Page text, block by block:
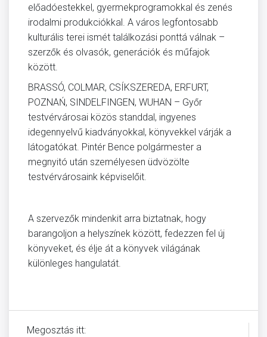
előadóestekkel, gyermekprogramokkal és zenés
irodalmi produkciókkal. A város legfontosabb
kulturális terei ismét találkozási ponttá válnak –
szerzők és olvasók, generációk és műfajok
között.
BRASSÓ, COLMAR, CSÍKSZEREDA, ERFURT,
POZNAŃ, SINDELFINGEN, WUHAN – Győr
testvérvárosai közös standdal, ingyenes
idegennyelvű kiadványokkal, könyvekkel várják a
látogatókat. Pintér Bence polgármester a
megnyitó után személyesen üdvözölte
testvérvárosaink képviselőit.
A szervezők mindenkit arra biztatnak, hogy
barangoljon a helyszínek között, fedezzen fel új
könyveket, és élje át a könyvek világának
különleges hangulatát.
Megosztás itt: